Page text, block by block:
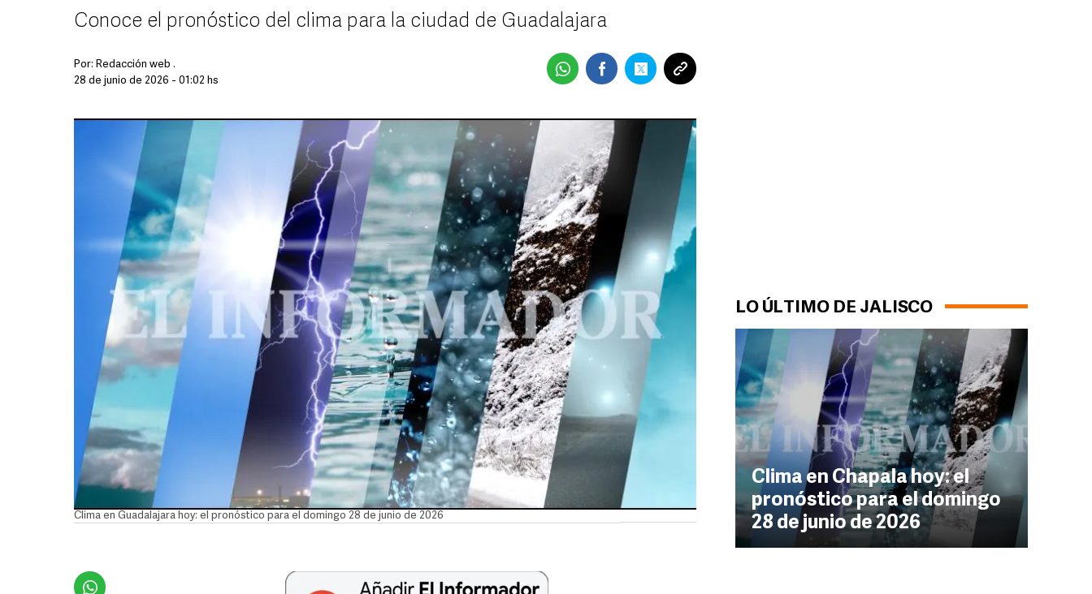
LO ÚLTIMO DE JALISCO
Clima en Chapala hoy: el
pronóstico para el domingo
28 de junio de 2026
Conoce el pronóstico del clima para la ciudad de Guadalajara
Por: Redacción web .
28 de junio de 2026 - 01:02 hs
Clima en Guadalajara hoy: el pronóstico para el domingo 28 de junio de 2026